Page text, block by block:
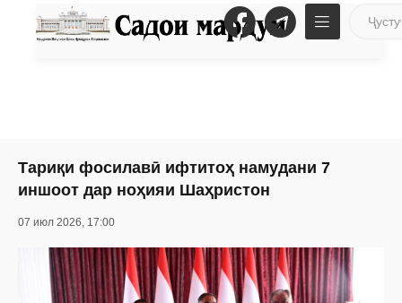
Тариқи фосилавӣ ифтитоҳ намудани 7
иншоот дар ноҳияи Шаҳристон
07 июл 2026, 17:00